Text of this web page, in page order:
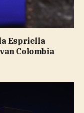
Espriella
Colombia